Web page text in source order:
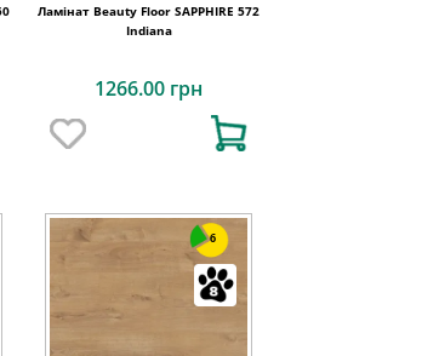
Ламінат Beauty Floor SAPPHIRE 572
Indiana
1266.00 грн
6